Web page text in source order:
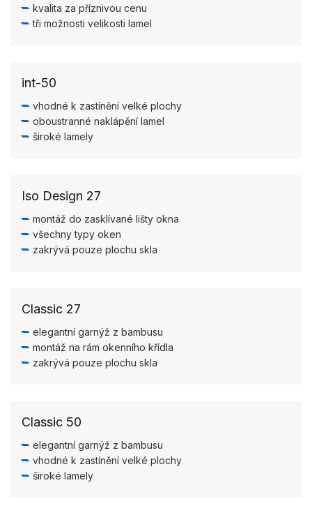
kvalita za příznivou cenu
tři možnosti velikosti lamel
int-50
vhodné k zastínění velké plochy
oboustranné naklápění lamel
široké lamely
Iso Design 27
montáž do zasklívané lišty okna
všechny typy oken
zakrývá pouze plochu skla
Classic 27
elegantní garnýž z bambusu
montáž na rám okenního křídla
zakrývá pouze plochu skla
Classic 50
elegantní garnýž z bambusu
vhodné k zastínění velké plochy
široké lamely